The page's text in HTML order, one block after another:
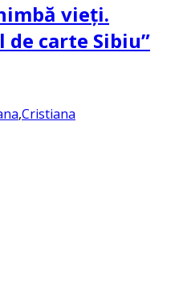
vieți.
de carte Sibiu”
,Cristiana